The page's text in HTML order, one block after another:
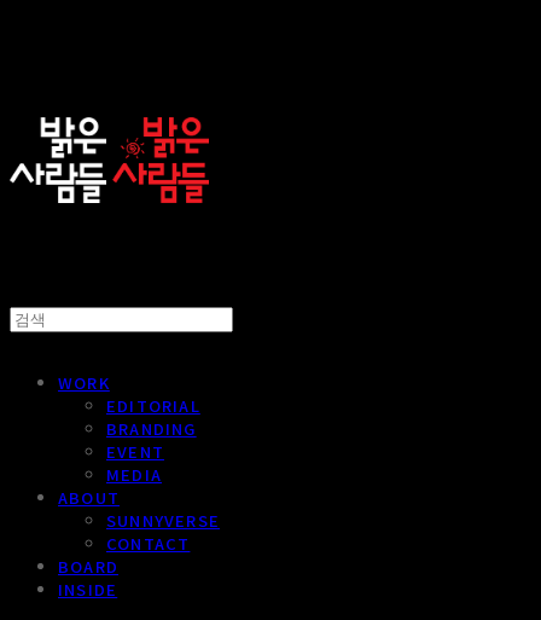
WORK
EDITORIAL
BRANDING
EVENT
MEDIA
ABOUT
SUNNYVERSE
CONTACT
BOARD
INSIDE